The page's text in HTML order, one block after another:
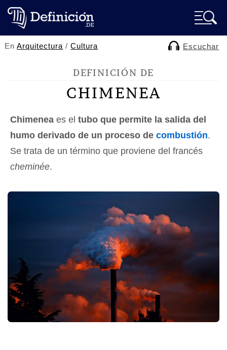
EnArquitectura /Cultura Escuchar
DEFINICIÓN DE
CHIMENEA
Chimenea es el tubo que permite la salida del
humo derivado de un proceso de combustión.
Se trata de un término que proviene del francés
cheminée.